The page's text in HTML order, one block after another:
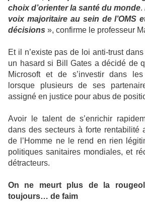
choix d’orienter la santé du monde.
voix majoritaire au sein de l’OMS
décisions », confirme le professeur
Et il n’existe pas de loi anti-trust
un hasard si Bill Gates a décidé de
Microsoft et de s’investir dans
lorsque plusieurs de ses
assigné en justice pour abus de
Avoir le talent de s’enrichir
dans des secteurs à forte rentabilité
de l’Homme ne le rend en rien
politiques sanitaires mondiales, et
détracteurs.
On ne meurt plus de la
toujours… de faim